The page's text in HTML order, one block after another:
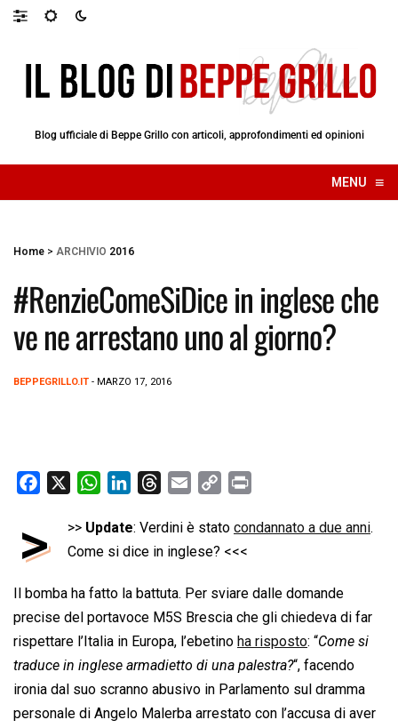
Blog ufficiale di Beppe Grillo con articoli, approfondimenti ed opinioni
MENU ≡
☰
Home > ARCHIVIO 2016
#RenzieComeSiDice in inglese che
ve ne arrestano uno al giorno?
BEPPEGRILLO.IT - MARZO 17, 2016
e
o
o
k
W
a
t
A
p
p
n
k
d
I
n
r
e
d
s
a
i
p
y
i
n
k
i
> >> Update: Verdini è stato condannato a due anni.
Come si dice in inglese? <<<
Il bomba ha fatto la battuta. Per sviare dalle domande
precise del portavoce M5S Brescia che gli chiedeva di far
rispettare l’Italia in Europa, l’ebetino ha risposto: “Come si
traduce in inglese armadietto di una palestra?“, facendo
ironia dal suo scranno abusivo in Parlamento sul dramma
personale di Angelo Malerba arrestato con l’accusa di aver